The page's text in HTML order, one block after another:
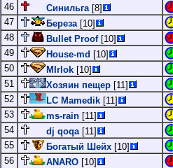
46
Синильга[8]
47
Береза[10]
48
Bullet Proof[10]
49
House-md [10]
50
MIrlok [10]
51
Хозяин пещер [11]
52
LC Mamedik [11]
53
ms-rain [11]
54
dj qoqa[11]
55
Богатый Шейх [10]
56
ANARO [10]